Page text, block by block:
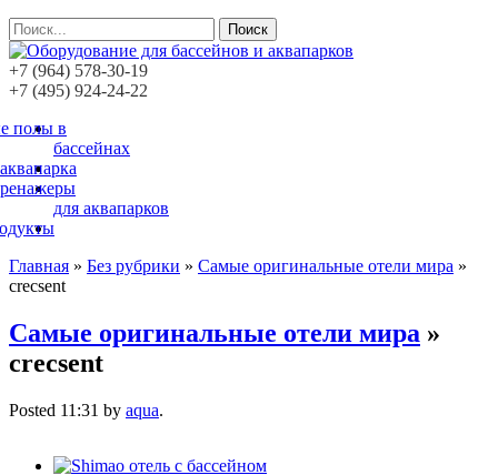
Поиск
+7 (964) 578-30-19
+7 (495) 924-24-22
полы в
бассейнах
для аквапарков
Главная » Без рубрики » Самые оригинальные отели мира »
crecsent
Самые оригинальные отели мира »
crecsent
Posted 11:31 by aqua.